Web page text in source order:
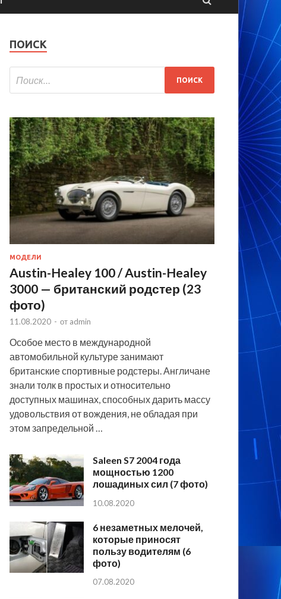
ПОИСК
МОДЕЛИ
Austin-Healey 100 / Austin-Healey
3000 — британский родстер (23
фото)
11.08.2020 - от admin
Особое место в международной
автомобильной культуре занимают
британские спортивные родстеры. Англичане
знали толк в простых и относительно
доступных машинах, способных дарить массу
удовольствия от вождения, не обладая при
этом запредельной …
Saleen S7 2004 года
мощностью 1200
лошадиных сил (7 фото)
10.08.2020
6 незаметных мелочей,
которые приносят
пользу водителям (6
фото)
07.08.2020